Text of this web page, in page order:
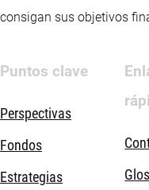
consigan sus objetivos
Puntos clave
Perspectivas
Fondos
Estrategias